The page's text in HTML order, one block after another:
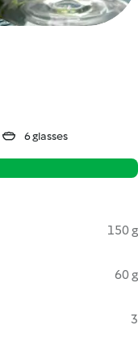
6 glasses
150 g
60 g
3